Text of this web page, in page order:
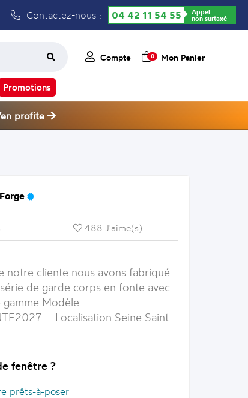
Contactez-nous : 04 42 11 54 55 Appel
non surtaxé
Compte 0 Mon Panier
Promotions
profite
488 J'aime(s)
notre cliente nous avons fabriqué
de garde corps en fonte avec
Modèle
. Localisation Seine Saint
fenêtre ?
prêts-à-poser